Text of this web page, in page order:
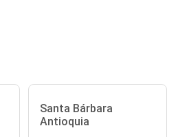
Santa Bárbara
Antioquia